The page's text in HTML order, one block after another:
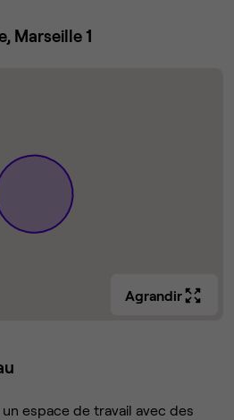
Marseille 1
Agrandir
espace de travail avec des